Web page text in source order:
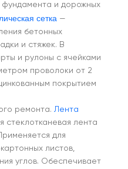
фундамента и дорожных
сетка —
бетонных
и стяжек. В
и рулоны с ячейками
проволоки от 2
покрытием
ремонта. Лента
стеклотканевая лента
для
листов,
углов. Обеспечивает